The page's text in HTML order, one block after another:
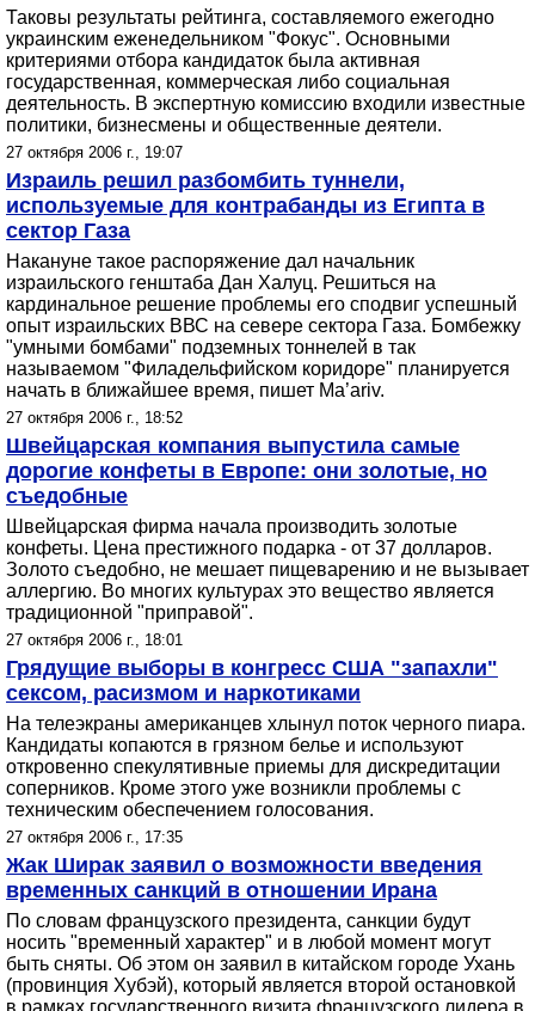
Таковы результаты рейтинга, составляемого ежегодно
украинским еженедельником "Фокус". Основными
критериями отбора кандидаток была активная
государственная, коммерческая либо социальная
деятельность. В экспертную комиссию входили известные
политики, бизнесмены и общественные деятели.
27 октября 2006 г., 19:07
Израиль решил разбомбить туннели,
используемые для контрабанды из Египта в
сектор Газа
Накануне такое распоряжение дал начальник
израильского генштаба Дан Халуц. Решиться на
кардинальное решение проблемы его сподвиг успешный
опыт израильских ВВС на севере сектора Газа. Бомбежку
"умными бомбами" подземных тоннелей в так
называемом "Филадельфийском коридоре" планируется
начать в ближайшее время, пишет Ma’ariv.
27 октября 2006 г., 18:52
Швейцарская компания выпустила самые
дорогие конфеты в Европе: они золотые, но
съедобные
Швейцарская фирма начала производить золотые
конфеты. Цена престижного подарка - от 37 долларов.
Золото съедобно, не мешает пищеварению и не вызывает
аллергию. Во многих культурах это вещество является
традиционной "приправой".
27 октября 2006 г., 18:01
Грядущие выборы в конгресс США "запахли"
сексом, расизмом и наркотиками
На телеэкраны американцев хлынул поток черного пиара.
Кандидаты копаются в грязном белье и используют
откровенно спекулятивные приемы для дискредитации
соперников. Кроме этого уже возникли проблемы с
техническим обеспечением голосования.
27 октября 2006 г., 17:35
Жак Ширак заявил о возможности введения
временных санкций в отношении Ирана
По словам французского президента, санкции будут
носить "временный характер" и в любой момент могут
быть сняты. Об этом он заявил в китайском городе Ухань
(провинция Хубэй), который является второй остановкой
в рамках государственного визита французского лидера в